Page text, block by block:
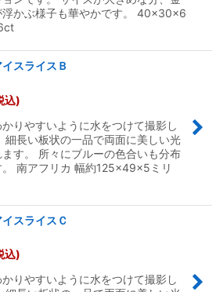
浮かぶ様子も華やかです。 40×30×6
スライスＢ
込)
りやすいように水をつけて撮影し
細長い板状の一品で両面に美しい光
す。 所々にブルーの色合いも分布
。 南アフリカ 幅約125×49×5ミリ
スライスＣ
込)
りやすいように水をつけて撮影し